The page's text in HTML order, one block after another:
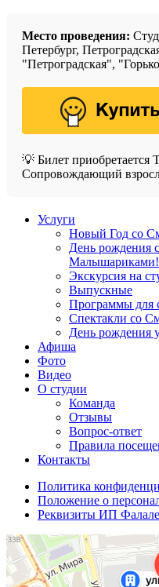
Место проведения:
Петербург,
"Петроградская",
💡 Билет
Сопровождающий
Услуги
Новый Год со
День рождения
Малышариками!
Экскурсия на
Выпускные
Программы для
Спектакли со
День рождения
Афиша
Фото
Видео
О студии
Команда
Отзывы
Вопрос-ответ
Правила
Контакты
Политика
Положение о
Реквизиты ИП